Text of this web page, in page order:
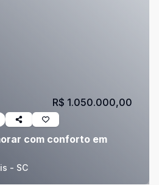
com conforto em
- SC
R$ 1.050.000,00